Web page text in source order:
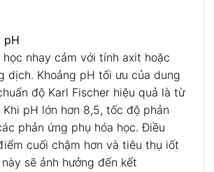
pH
học nhạy cảm với tính axit hoặc
dịch. Khoảng pH tối ưu của dung
độ Karl Fischer hiệu quả là từ
pH lớn hơn 8,5, tốc độ phản
phản ứng phụ hóa học. Điều
cuối chậm hơn và tiêu thụ iốt
sẽ ảnh hưởng đến kết